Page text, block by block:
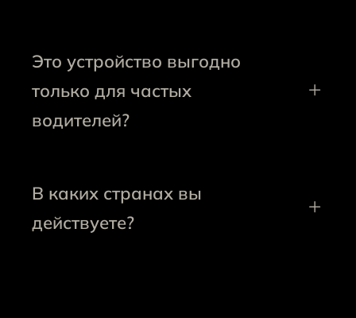
Это устройство выгодно
только для частых
водителей?
В каких странах вы
действуете?